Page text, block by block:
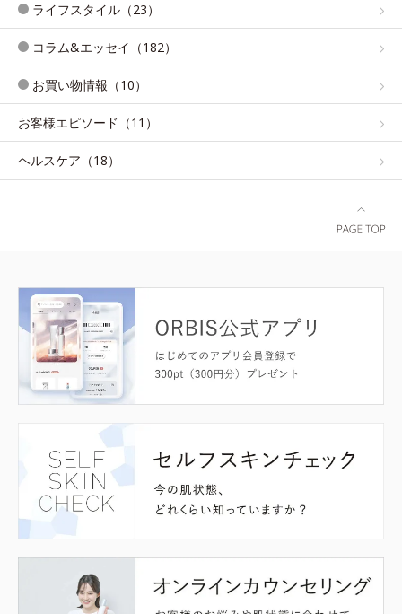
ライフスタイル（23）
コラム&エッセイ（182）
お買い物情報（10）
お客様エピソード（11）
ヘルスケア（18）